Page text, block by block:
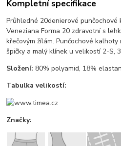
Kompletní specifikace
Průhledné 20denierové punčochové
Veneziana Forma 20 zdravotní s
křečovým žílám. Punčochové
špičky a malý klínek u velikostí 2-S,
Složení: 80% polyamid, 18%
Tabulka velikostí:
Značky: